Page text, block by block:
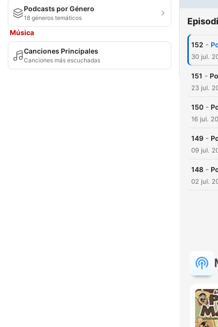
Podcasts por Género
18 géneros temáticos
Música
Canciones Principales
Canciones más escuchadas
152 -
30 jul.
151 -
23 jul.
150 -
16 jul.
149 -
09 jul.
148 -
02 jul.